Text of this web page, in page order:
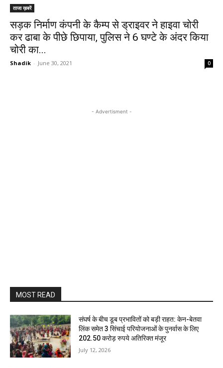
ताजा ख़बरें
सड़क निर्माण कंपनी के कैम्प से ड्राइवर ने हाइवा चोरी
कर ढाबा के पीछे छिपाया, पुलिस ने 6 घण्टे के अंदर किया
चोरी का...
Shadik - June 30, 2021 0
- Advertisment -
MOST READ
संघर्ष के बीच डूब प्रभावितों को बड़ी राहत: केन-बेतवा
लिंक समेत 3 सिंचाई परियोजनाओं के पुनर्वास के लिए
202.50 करोड़ रुपये अतिरिक्त मंजूर
July 12, 2026